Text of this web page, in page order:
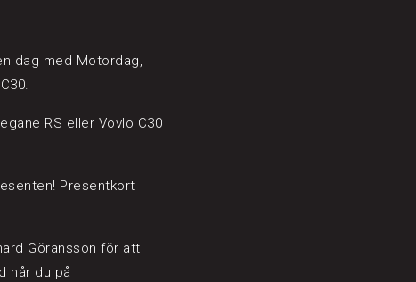
dag med Motordag,
RS eller Vovlo C30
Presentkort
Göransson för att
når du på